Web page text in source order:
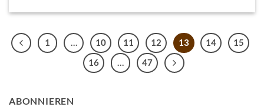
1 … 10 11 12 13 14
15
16
… 47
ABONNIEREN